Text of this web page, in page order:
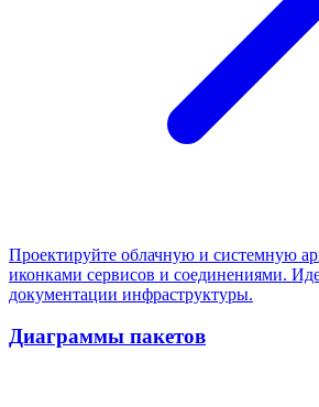
Проектируйте облачную и системную
иконками сервисов и соединениями.
документации инфраструктуры.
Диаграммы пакетов